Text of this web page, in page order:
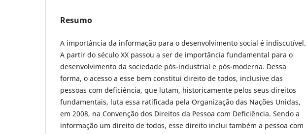
Resumo
A importância da informação para o desenvolvimento social é indiscutível.
A partir do século XX passou a ser de importância fundamental para o
desenvolvimento da sociedade pós-industrial e pós-moderna. Dessa
forma, o acesso a esse bem constitui direito de todos, inclusive das
pessoas com deficiência, que lutam, historicamente pelos seus direitos
fundamentais, luta essa ratificada pela Organização das Nações Unidas,
em 2008, na Convenção dos Direitos da Pessoa com Deficiência. Sendo a
informação um direito de todos, esse direito inclui também a pessoa com